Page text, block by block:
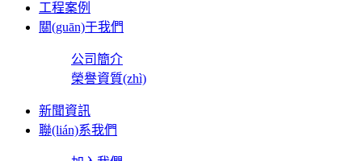
工程案例
關(guān)于我們
公司簡介
榮譽資質(zhì)
新聞資訊
聯(lián)系我們